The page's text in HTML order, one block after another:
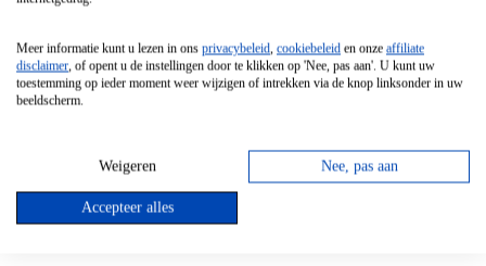
Vrijstaande Magnetron
Vrijstaande Kookplaat
Inbouw Gaskookplaat
Inbouw Keramische Kookplaat
Kookplaat Accessoires
Meer informatie kunt u lezen in ons privacybeleid, cookiebeleid en onze affiliate
disclaimer, of opent u de instellingen door te klikken op 'Nee, pas aan'. U kunt uw
toestemming op ieder moment weer wijzigen of intrekken via de knop linksonder in uw
beeldscherm.
Weigeren Nee, pas aan
Accepteer alles